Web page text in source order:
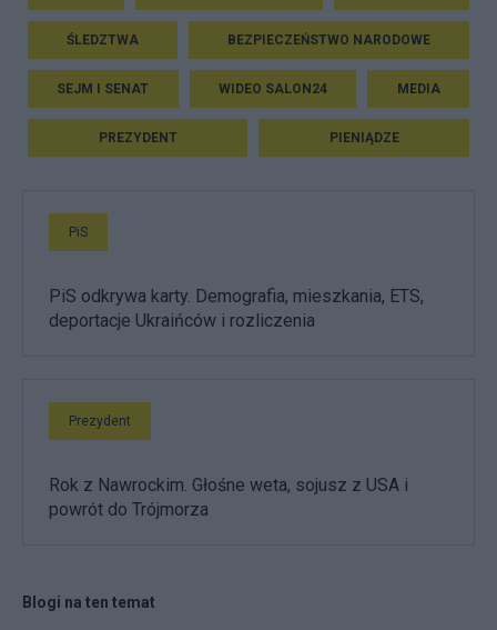
ŚLEDZTWA BEZPIECZEŃSTWO NARODOWE
SEJM I SENAT WIDEO SALON24 MEDIA
PREZYDENT PIENIĄDZE
PiS
PiS odkrywa karty. Demografia, mieszkania, ETS,
deportacje Ukraińców i rozliczenia
Prezydent
Rok z Nawrockim. Głośne weta, sojusz z USA i
powrót do Trójmorza
Blogi na ten temat